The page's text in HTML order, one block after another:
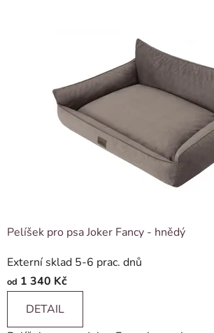
Pelíšek pro psa Joker Fancy - hnědý
Externí sklad 5-6 prac. dnů
od 1 340 Kč
DETAIL